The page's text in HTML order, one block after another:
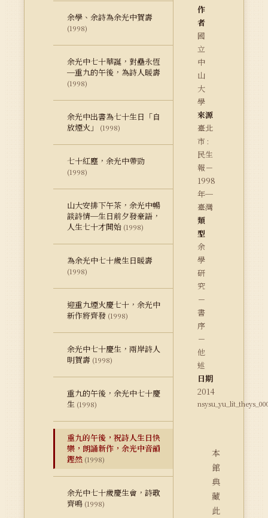
余學、余詩為余光中賀壽
(1998)
余光中七十華誕，對壘永恆
─重九的午後，為詩人暖壽
(1998)
余光中出書為七十生日「自
放煙火」
(1998)
七十紅塵，余光中帶勁
(1998)
山大安排下午茶，余光中暢
談詩情─生日前夕發豪語，
人生七十才開始 (1998)
為余光中七十歲生日暖壽
(1998)
迎重九煙火慶七十，余光中
新作將齊發 (1998)
余光中七十慶生，兩岸詩人
明賀壽 (1998)
重九的午後，余光中七十慶
生 (1998)
重九的午後，祝詩人生日快
樂，朗誦新作，余光中音韻
鏗然 (1998)
余光中七十歲慶生會，詩歌
齊鳴 (1998)
作
者
國
立
中
山
大
學
來源
臺北
市 :
民生
報－
1998
年─
臺灣
類
型
余
學
研
究
－
書
序
－
他
述
日期
2014
本
館
典
藏
此